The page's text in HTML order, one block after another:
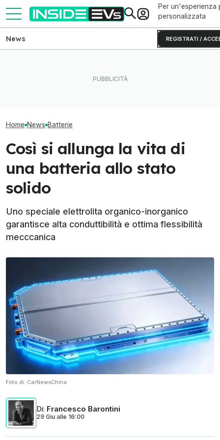
Per un'esperienza
personalizzata
REGISTRATI /
News
Home News Batterie
Così si allunga la vita di
una batteria allo stato
solido
Uno speciale elettrolita organico-inorganico
garantisce alta conduttibilità e ottima flessibilità
mecccanica
Foto di: CarNewsChina
Di: Francesco Barontini
29 Giu alle 16:00